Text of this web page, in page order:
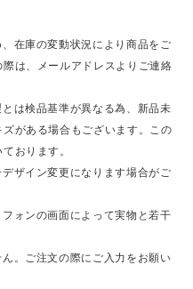
在庫の変動状況により商品をご
は、メールアドレスよりご連絡
は検品基準が異なる為、新品未
がある場合もございます。この
おります。
ザイン変更になります場合がご
ォンの画面によって実物と若干
。ご注文の際にご入力をお願い